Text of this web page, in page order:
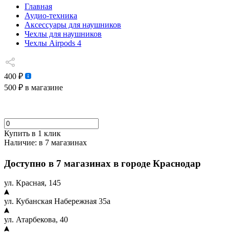
Главная
Аудио-техника
Аксессуары для наушников
Чехлы для наушников
Чехлы Airpods 4
400 ₽
500 ₽ в магазине
Купить в 1 клик
Наличие: в 7 магазинах
Доступно в 7 магазинах в городе Краснодар
ул. Красная, 145
ул. Кубанская Набережная 35а
ул. Атарбекова, 40